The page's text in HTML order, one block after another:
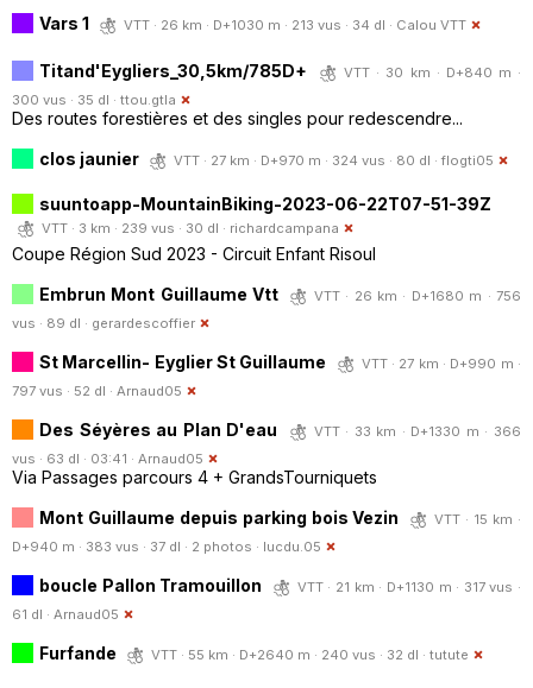
Vars 1 VTT · 26 km · D+1030 m · 213 vus · 34 dl · Calou VTT
Titand'Eygliers_30,5km/785D+
VTT · 30 km · D+840 m ·
300 vus · 35 dl · ttou.gtla
Des routes forestières et des singles pour redescendre...
clos jaunier
VTT · 27 km · D+970 m · 324 vus · 80 dl · flogti05
suuntoapp-MountainBiking-2023-06-22T07-51-39Z
VTT · 3 km · 239 vus · 30 dl · richardcampana
Coupe Région Sud 2023 - Circuit Enfant Risoul
Embrun Mont Guillaume Vtt
VTT · 26 km · D+1680 m · 756
vus · 89 dl · gerardescoffier
St Marcellin- Eyglier St Guillaume
VTT · 27 km · D+990 m ·
797 vus · 52 dl · Arnaud05
Des Séyères au Plan D'eau
VTT · 33 km · D+1330 m · 366
vus · 63 dl · 03:41 · Arnaud05
Via Passages parcours 4 + GrandsTourniquets
Mont Guillaume depuis parking bois Vezin
VTT · 15 km ·
D+940 m · 383 vus · 37 dl · 2 photos · lucdu.05
boucle Pallon Tramouillon
VTT · 21 km · D+1130 m · 317 vus ·
61 dl · Arnaud05
Furfande VTT · 55 km · D+2640 m · 240 vus · 32 dl · tutute